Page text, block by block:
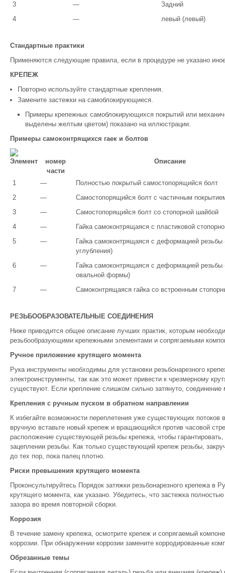
3
—
Задний
4
— левый (левый)
Стандартные практики
Применяются следующие правила, если в процедуре не указано
КРЕПЕЖ
Повторно используйте стандартные крепления.
Замените застежки на самоблокирующиеся.
Примеры крепежных самоблокирующихся покрытий или
выделены желтым цветом) показано на иллюстрации.
Примеры самоконтрящихся гаек и болтов
Элемент
номер
части
Описание
1 —
Полностью покрытый самостопорящийся болт
2
—
Самостопорящийся болт с частичным
3
—
Самостопорящийся болт со стопорной шайбой
4
—
Гайка самоконтрящаяся с пластиковой
5
—
Гайка самоконтрящаяся с деформацией резьбы
углубления)
6
—
Гайка самоконтрящаяся с деформацией резьбы
овальной формы)
7
— Самоконтрящаяся гайка со встроенным
РЕЗЬБООБРАЗОВАТЕЛЬНЫЕ СОЕДИНЕНИЯ
Ниже приводится общее описание лучших практик, которым
резьбообразующими крепежными элементами и сопрягаемыми
Ручное приложение крутящего момента
Рука инструменты необходимы для установки резьбонарезного
электроинструменты, так как это может привести к чрезмерному
существуют. Если крепление слишком сильно затянуто, соединение
Крепления с ручным пуском в обратном направлении
К избегайте возможности переплетения уже существующих потоков
вручную вставьте новый крепеж и вращающийся против часовой
расположение существующей резьбы крепежа, чтобы
зацеплении резьбы. Как только существующий крепеж резьбы,
до тех пор, пока палец плотно.
Риски превышения крутящего момента
Проконсультируйтесь Порядок затяжки резьбонарезного крепежа в
крутящего момента, как указано. Убедитесь, что застежка
зазора во время повторной сборки.
Коррозия
В течение замену крепежа, осмотрите крепеж и сопрягаемый
коррозии. При обнаружении коррозии замените корродированные
Обрезанные темы